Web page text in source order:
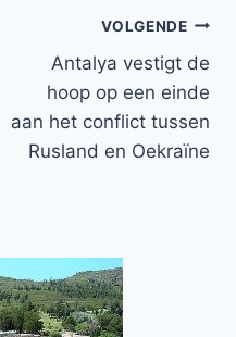
VOLGENDE
Antalya vestigt de
hoop op een einde
aan het conflict tussen
Rusland en Oekraïne